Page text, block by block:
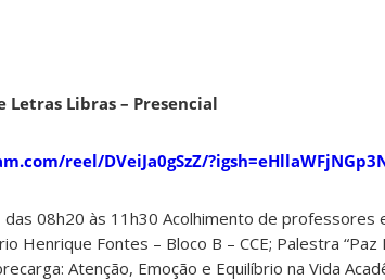
Letras Libras – Presencial
reel/DVeiJa0gSzZ/
08h20 às 11h30 Acolhimento de professores
Henrique Fontes – Bloco B – CCE; Palestra
Atenção, Emoção e Equilíbrio na Vida